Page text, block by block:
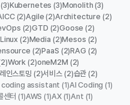
(3)Kubernetes (3)Monolith (3)
(2)Agile (2)Architecture (2)
(2)GTD (2)Goose (2)
Linux (2)Media (2)Mesos (2)
(2)PaaS (2)RAG (2)
Work (2)oneM2M (2)
인스토밍 (2)서비스 (2)습관 (2)
coding assistant (1)AI Coding (1)
센터 (1)AWS (1)AX (1)Ant (1)